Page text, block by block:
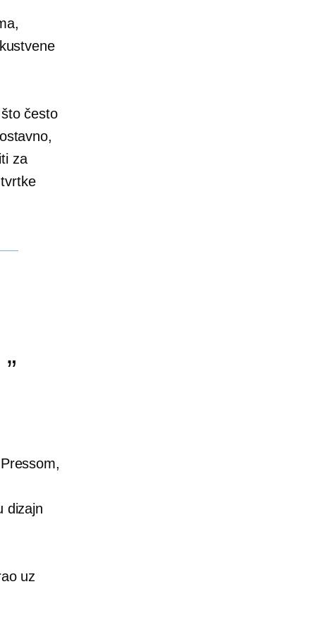
često
za
dizajn
uz